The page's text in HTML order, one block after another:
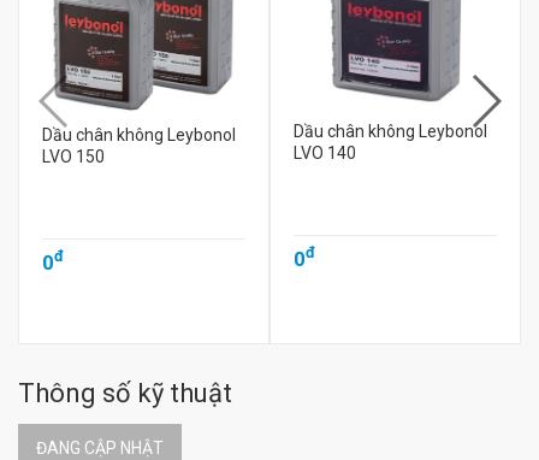
Dầu chân không Leybonol
LVO 150
0đ
Dầu chân không Leybonol
LVO 140
0đ
Thông số kỹ thuật
ĐANG CẬP NHẬT